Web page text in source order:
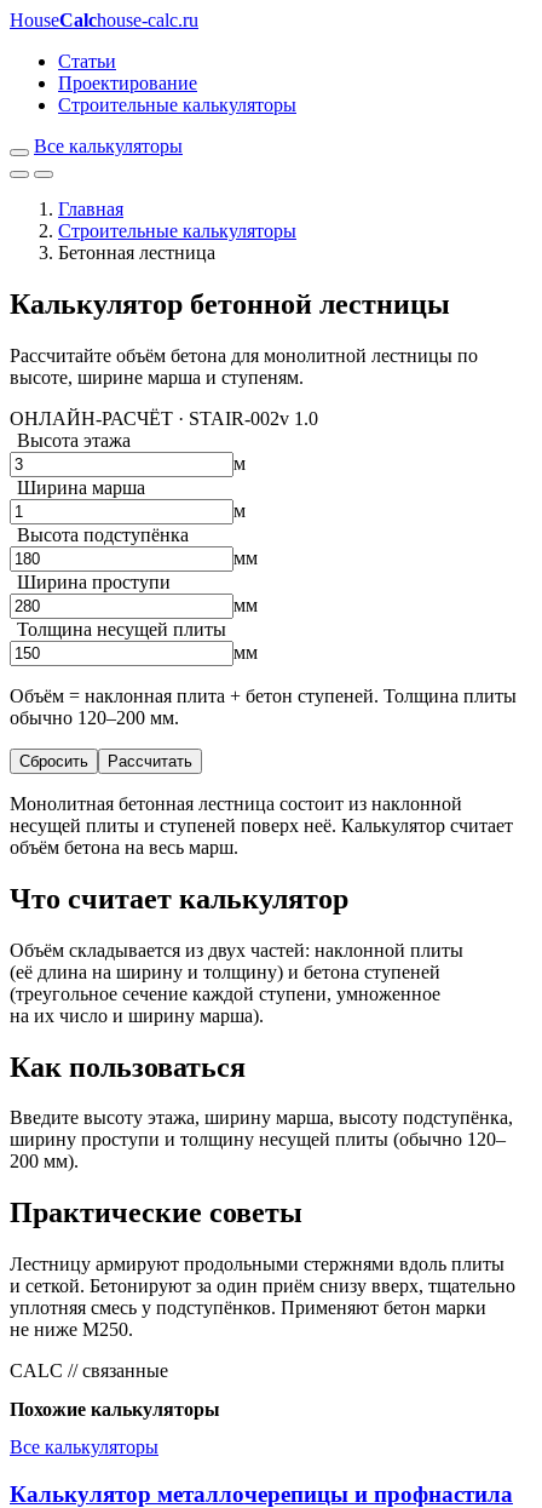
HouseCalchouse-calc.ru
Статьи
Проектирование
Строительные калькуляторы
Все калькуляторы
Главная
Строительные калькуляторы
Бетонная лестница
Калькулятор бетонной лестницы
Рассчитайте объём бетона для монолитной лестницы по
высоте, ширине марша и ступеням.
ОНЛАЙН-РАСЧЁТ · STAIR-002v 1.0
Высота этажа
м
Ширина марша
м
Высота подступёнка
мм
Ширина проступи
мм
Толщина несущей плиты
мм
Объём = наклонная плита + бетон ступеней. Толщина плиты
обычно 120–200 мм.
Сбросить Рассчитать
Монолитная бетонная лестница состоит из наклонной
несущей плиты и ступеней поверх неё. Калькулятор считает
объём бетона на весь марш.
Что считает калькулятор
Объём складывается из двух частей: наклонной плиты
(её длина на ширину и толщину) и бетона ступеней
(треугольное сечение каждой ступени, умноженное
на их число и ширину марша).
Как пользоваться
Введите высоту этажа, ширину марша, высоту подступёнка,
ширину проступи и толщину несущей плиты (обычно 120–
200 мм).
Практические советы
Лестницу армируют продольными стержнями вдоль плиты
и сеткой. Бетонируют за один приём снизу вверх, тщательно
уплотняя смесь у подступёнков. Применяют бетон марки
не ниже М250.
CALC // связанные
Похожие калькуляторы
Все калькуляторы
Калькулятор металлочерепицы и профнастила